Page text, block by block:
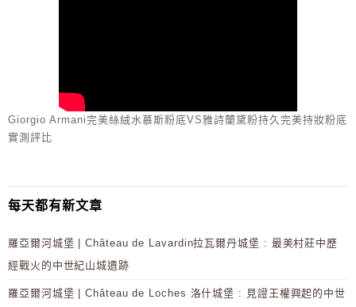
Giorgio Armani完美絲絨水慕斯粉底VS雅詩蘭黛粉持久完美持妝粉底
實測評比
每天都有新文章
羅亞爾河城堡 | Château de Lavardin拉瓦爾丹城堡 : 最美村莊中歷
經戰火的中世紀山城遺跡
羅亞爾河城堡 | Château de Loches 洛什城堡 : 見證王權興起的中世